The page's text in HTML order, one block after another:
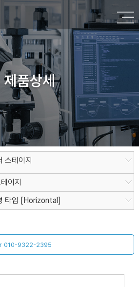
제품상세
스테이지
이지
타입 [Horizontal]
010-9322-2395